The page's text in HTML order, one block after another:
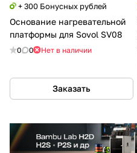
+ 300 Бонусных рублей
Основание нагревательной
платформы для Sovol SV08
0 0 Нет в наличии
Заказать